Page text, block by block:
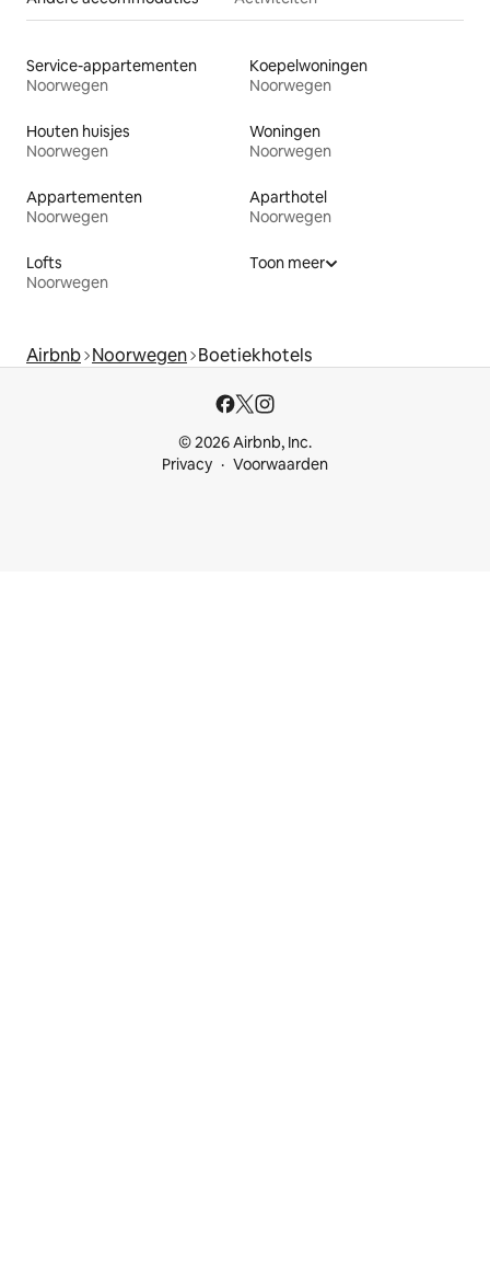
Service-appartementen
Noorwegen
Koepelwoningen
Noorwegen
Houten huisjes
Noorwegen
Woningen
Noorwegen
Appartementen
Noorwegen
Aparthotel
Noorwegen
Lofts
Noorwegen
Toon meer
Airbnb Noorwegen Boetiekhotels
© 2026 Airbnb, Inc.
Privacy
Voorwaarden